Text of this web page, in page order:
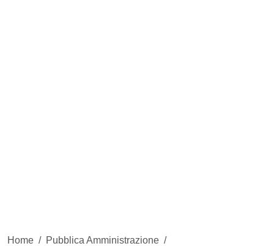
Home / Pubblica Amministrazione /